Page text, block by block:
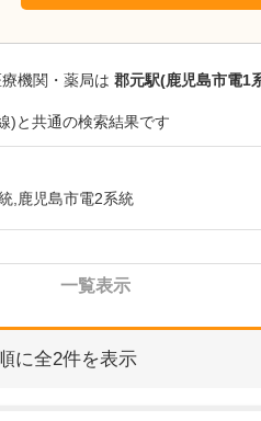
機関・薬局は 郡元駅(鹿児島市電1
)と共通の検索結果です
,鹿児島市電2系統
一覧表示
に全2件を表示